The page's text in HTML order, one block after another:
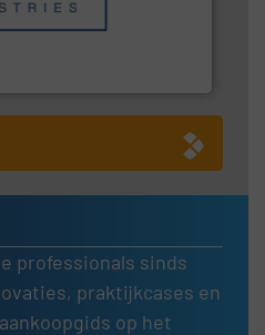
die klanten
geholpen.
professionals sinds
praktijkcases en
op het